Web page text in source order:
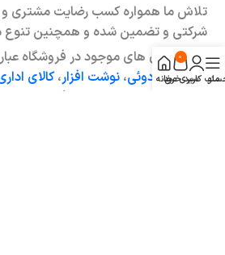
تلاش ما همواره کسب رضایت مشتری و
شرکتی و تضمین شده و همچنین تنوع
دسته بندی های موجود در فروشگاه
لوکس و کادوئی، نوشت افزار،کالای
اسباب بازی سرگرمی
منوکاربری من
0
سبد خریدخانه